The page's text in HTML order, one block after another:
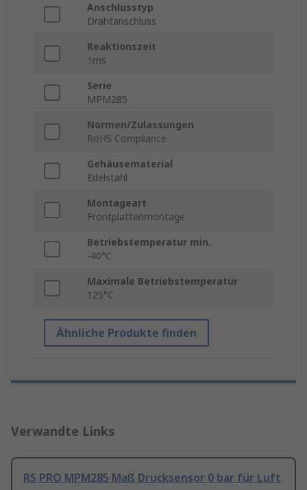
Anschlusstyp
Drahtanschluss
Reaktionszeit
1ms
Serie
MPM285
Normen/Zulassungen
RoHS Compliance
Gehäusematerial
Edelstahl
Montageart
Frontplattenmontage
Betriebstemperatur min.
-40°C
Maximale Betriebstemperatur
125°C
Ähnliche Produkte finden
Verwandte Links
RS PRO MPM285 Maß Drucksensor 0 bar für Luft